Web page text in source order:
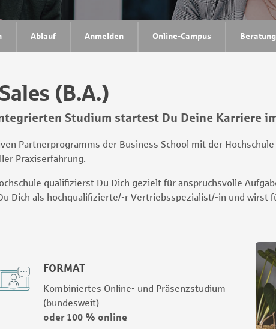
Ablauf Anmelden Online-Campus Beratung
(B.A.)
Studium startest Du Deine Karriere
Partnerprogramms der Business School mit der
Praxiserfahrung.
qualifizierst Du Dich gezielt für anspruchsvolle
Dich als hochqualifizierte/-r Vertriebsspezialist/-in und wirst
FORMAT
Kombiniertes Online- und Präsenzstudium
(bundesweit)
oder 100 % online